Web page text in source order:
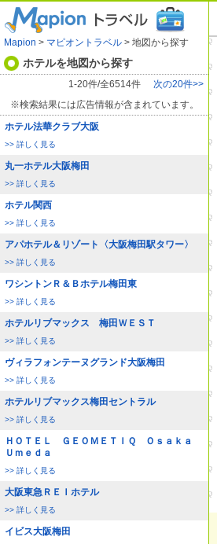
Mapion > マピオントラベル > 地図から探す
ホテルを地図から探す
1-20件/全6514件
次の20件>>
※検索結果には広告情報が含まれています。
ホテル法華クラブ大阪
>> 詳しく見る
丸一ホテル大阪梅田
>> 詳しく見る
ホテル関西
>> 詳しく見る
アパホテル＆リゾート〈大阪梅田駅タワー〉
>> 詳しく見る
ワシントンＲ＆Ｂホテル梅田東
>> 詳しく見る
ホテルリブマックス 梅田ＷＥＳＴ
>> 詳しく見る
ヴィラフォンテーヌグランド大阪梅田
>> 詳しく見る
ホテルリブマックス梅田セントラル
>> 詳しく見る
ＨＯＴＥＬ ＧＥＯＭＥＴＩＱ Ｏｓａｋａ
Ｕｍｅｄａ
>> 詳しく見る
大阪東急ＲＥＩホテル
>> 詳しく見る
イビス大阪梅田